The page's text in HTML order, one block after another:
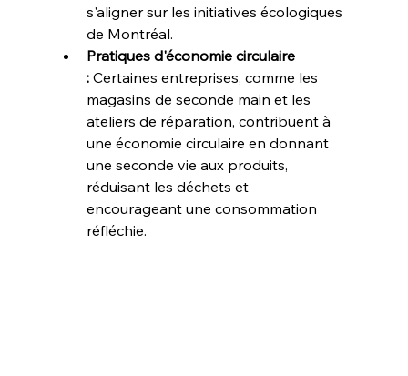
s'aligner sur les initiatives écologiques
de Montréal.
Pratiques d'économie circulaire
: Certaines entreprises, comme les
magasins de seconde main et les
ateliers de réparation, contribuent à
une économie circulaire en donnant
une seconde vie aux produits,
réduisant les déchets et
encourageant une consommation
réfléchie.